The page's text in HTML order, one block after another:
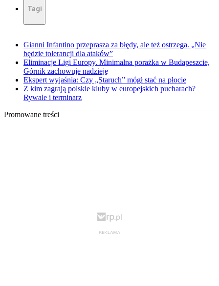
Tagi
Gianni Infantino przeprasza za błędy, ale też ostrzega. „Nie
będzie tolerancji dla ataków”
Eliminacje Ligi Europy. Minimalna porażka w Budapeszcie,
Górnik zachowuje nadzieję
Ekspert wyjaśnia: Czy „Staruch” mógł stać na płocie
Z kim zagrają polskie kluby w europejskich pucharach?
Rywale i terminarz
Promowane treści